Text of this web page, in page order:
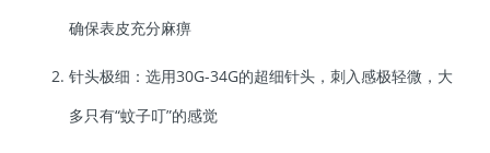
确保表皮充分麻痹
针头极细：选用30G-34G的超细针头，刺入感极轻微，大
多只有“蚊子叮”的感觉